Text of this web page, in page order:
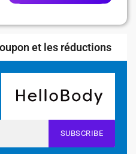
et les réductions
SUBSCRIBE